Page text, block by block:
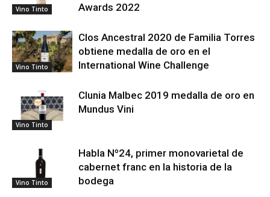
Vino Tinto
Awards 2022
Vino Tinto
Clos Ancestral 2020 de Familia Torres
obtiene medalla de oro en el
International Wine Challenge
Vino Tinto
Clunia Malbec 2019 medalla de oro en
Mundus Vini
Vino Tinto
Habla Nº24, primer monovarietal de
cabernet franc en la historia de la
bodega